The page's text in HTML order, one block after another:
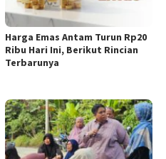
Harga Emas Antam Turun Rp20
Ribu Hari Ini, Berikut Rincian
Terbarunya